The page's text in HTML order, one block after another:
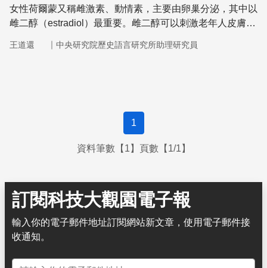
女性荷爾蒙又稱雌激素、動情素，主要由卵巢分泌，其中以
雌二醇（estradiol）最重要。雌二醇可以刺激老年人皮膚生
王道還 ｜ 中央研究院歷史語言研究所助理研究員
1
資料筆數【1】頁數【1/1】
訂閱科技大觀園電子報
輸入你的電子郵件地址訂閱網站新文章，使用電子郵件接
收通知。
電子郵件地址